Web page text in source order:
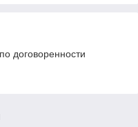
договоренности